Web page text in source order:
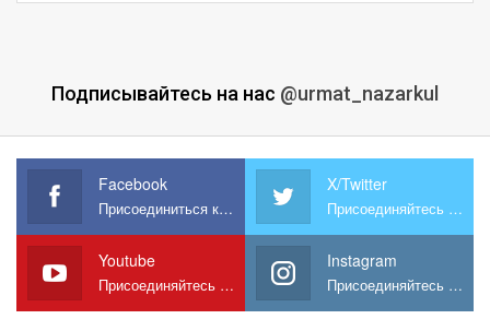
Подписывайтесь на нас @urmat_nazarkul
Facebook
Присоединиться к нам на Facebook
X/Twitter
Присоединяйтесь к нам в X
Youtube
Присоединяйтесь к нам на YouTube
Instagram
Присоединяйтесь к нам в Instagram